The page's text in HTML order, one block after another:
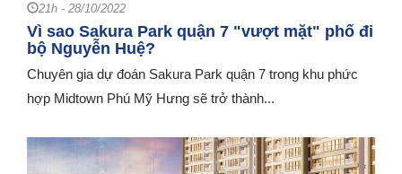
21h - 28/10/2022
Vì sao Sakura Park quận 7 "vượt mặt" phố đi
bộ Nguyễn Huệ?
Chuyên gia dự đoán Sakura Park quận 7 trong khu phức
hợp Midtown Phú Mỹ Hưng sẽ trở thành...